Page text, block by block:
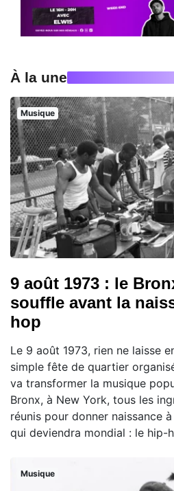
À la une
Musique
9 août 1973 : le
souffle avant la
hop
Le 9 août 1973, rien ne laisse
simple fête de quartier
va transformer la musique
Bronx, à New York, tous les
réunis pour donner naissance
qui deviendra mondial : le hip-
Musique